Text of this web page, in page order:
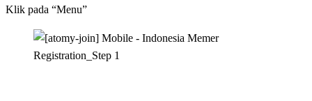
Klik pada “Menu”